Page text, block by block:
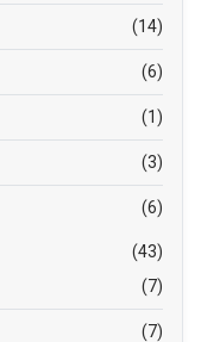
(14)
(6)
(1)
(3)
(6)
(43)
(7)
(7)